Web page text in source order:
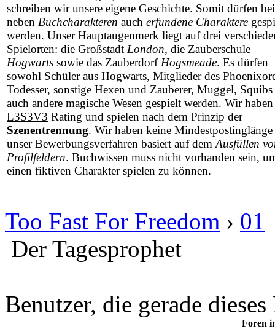
schreiben wir unsere eigene Geschichte. Somit dürfen
neben Buchcharakteren auch erfundene Charaktere
werden. Unser Hauptaugenmerk liegt auf drei
Spielorten: die Großstadt London, die Zauberschule
Hogwarts sowie das Zauberdorf Hogsmeade. Es dürfen
sowohl Schüler aus Hogwarts, Mitglieder des
Todesser, sonstige Hexen und Zauberer, Muggel, Squibs
auch andere magische Wesen gespielt werden. Wir
L3S3V3 Rating und spielen nach dem Prinzip der
Szenentrennung. Wir haben keine Mindestpostinglänge
unser Bewerbungsverfahren basiert auf dem Ausfüllen
Profilfeldern. Buchwissen muss nicht vorhanden sein,
einen fiktiven Charakter spielen zu können.
Too Fast For Freedom › 01
Der Tagesprophet
Benutzer, die gerade
Foren